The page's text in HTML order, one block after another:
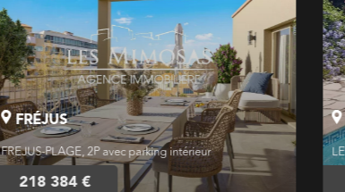
FRÉJUS
FREJUS-PLAGE, 2P avec parking intérieur
218 384 €